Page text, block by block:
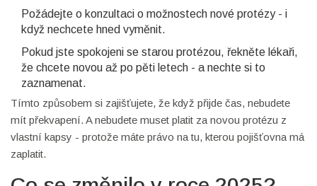
Požádejte o konzultaci o možnostech nové protézy - i
když nechcete hned vyměnit.
Pokud jste spokojeni se starou protézou, řekněte lékaři,
že chcete novou až po pěti letech - a nechte si to
zaznamenat.
Tímto způsobem si zajišťujete, že když přijde čas, nebudete
mít překvapení. A nebudete muset platit za novou protézu z
vlastní kapsy - protože máte právo na tu, kterou pojišťovna má
zaplatit.